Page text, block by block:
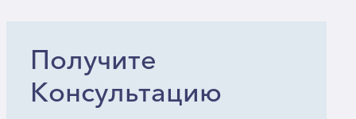
Получите
Консультацию